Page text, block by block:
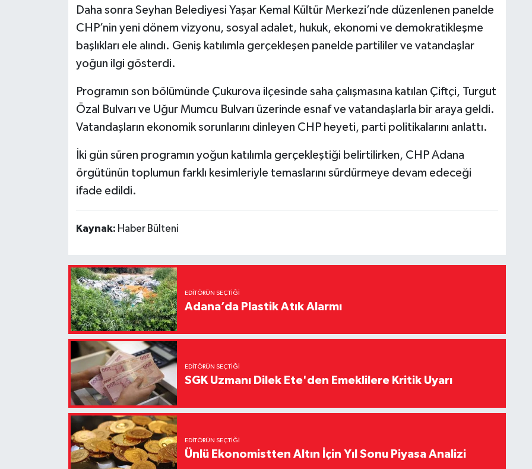
Daha sonra Seyhan Belediyesi Yaşar Kemal Kültür Merkezi’nde düzenlenen panelde
CHP’nin yeni dönem vizyonu, sosyal adalet, hukuk, ekonomi ve demokratikleşme
başlıkları ele alındı. Geniş katılımla gerçekleşen panelde partililer ve vatandaşlar
yoğun ilgi gösterdi.
Programın son bölümünde Çukurova ilçesinde saha çalışmasına katılan Çiftçi, Turgut
Özal Bulvarı ve Uğur Mumcu Bulvarı üzerinde esnaf ve vatandaşlarla bir araya geldi.
Vatandaşların ekonomik sorunlarını dinleyen CHP heyeti, parti politikalarını anlattı.
İki gün süren programın yoğun katılımla gerçekleştiği belirtilirken, CHP Adana
örgütünün toplumun farklı kesimleriyle temaslarını sürdürmeye devam edeceği
ifade edildi.
Kaynak: Haber Bülteni
EDITÖRÜN SEÇTIĞI
Adana’da Plastik Atık Alarmı
EDITÖRÜN SEÇTIĞI
SGK Uzmanı Dilek Ete'den Emeklilere Kritik Uyarı
EDITÖRÜN SEÇTIĞI
Ünlü Ekonomistten Altın İçin Yıl Sonu Piyasa Analizi